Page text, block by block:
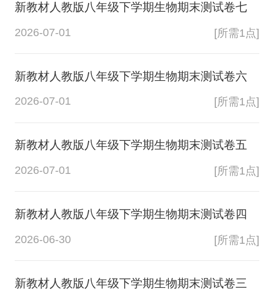
新教材人教版八年级下学期生物期末测试卷七
2026-07-01 [所需1点]
新教材人教版八年级下学期生物期末测试卷六
2026-07-01 [所需1点]
新教材人教版八年级下学期生物期末测试卷五
2026-07-01 [所需1点]
新教材人教版八年级下学期生物期末测试卷四
2026-06-30 [所需1点]
新教材人教版八年级下学期生物期末测试卷三